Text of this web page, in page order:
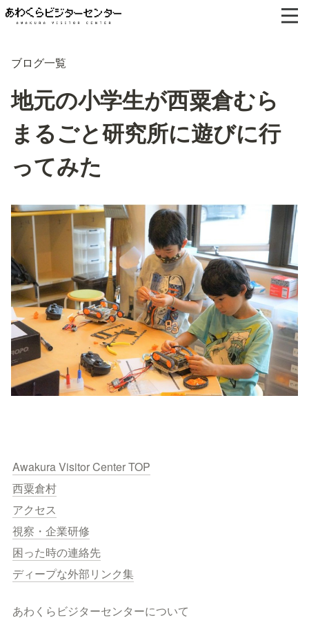
ブログ一覧
地元の小学生が西粟倉むら
まるごと研究所に遊びに行
ってみた
Awakura Visitor Center TOP
西粟倉村
アクセス
視察・企業研修
困った時の連絡先
ディープな外部リンク集
あわくらビジターセンターについて